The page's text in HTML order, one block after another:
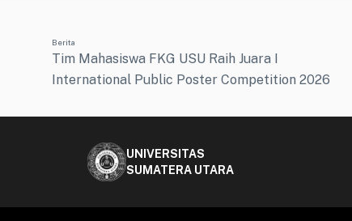
Berita
Tim Mahasiswa FKG USU Raih Juara I
International Public Poster Competition 2026
UNIVERSITAS
SUMATERA UTARA